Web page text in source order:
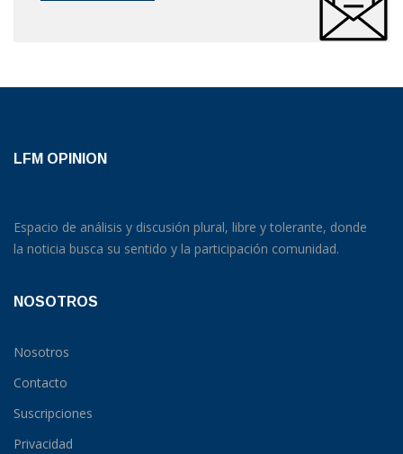
LFM OPINION
Espacio de análisis y discusión plural, libre y tolerante, donde
la noticia busca su sentido y la participación comunidad.
NOSOTROS
Nosotros
Contacto
Suscripciones
Privacidad